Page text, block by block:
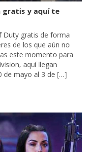
gratis y aquí te
Duty gratis de forma
de los que aún no
este momento para
aquí llegan
de mayo al 3 de […]